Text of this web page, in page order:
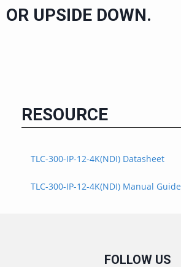
OR UPSIDE DOWN.
RESOURCE
TLC-300-IP-12-4K(NDI) Datasheet
TLC-300-IP-12-4K(NDI) Manual Guide
FOLLOW US